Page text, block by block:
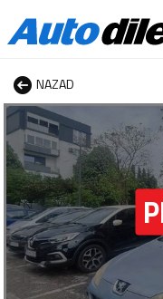
NAZAD